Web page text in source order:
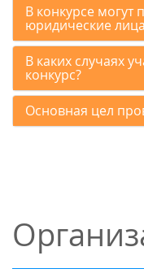
В конкурсе могут
юридические
В каких случаях
конкурс?
Основная цел